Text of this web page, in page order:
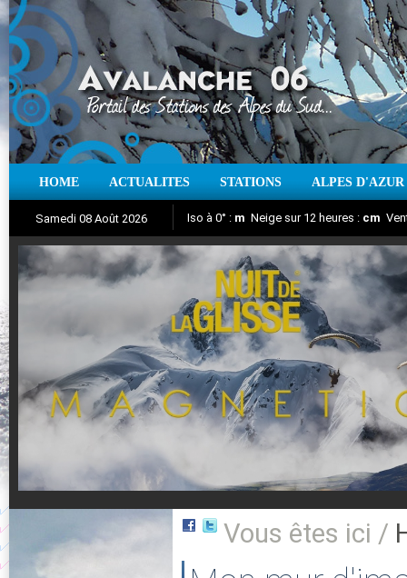
HOME ACTUALITES STATIONS ALPES D'AZUR
Samedi 08 Août 2026
Aujourd'hui : T° Min : °C T° Max :°C
Iso à 0° : m Neige sur 12 heures : cm
Suivez en direct l'actualité des stations
Nuit de la Glisse 2018
Vous êtes ici /